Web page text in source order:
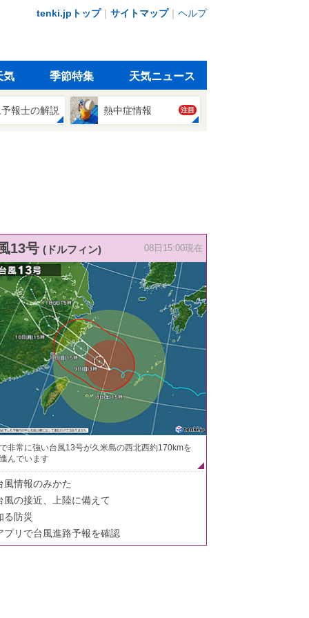
tenki.jpトップ｜ サイトマップ｜ ヘルプ
気 季節特集 天気ニュース
報士の解説 熱中症情報 注目
13号 (ドルフィン) 08日15:00現在
非常に強い台風13号が久米島の西北西約170kmを
んでいます
風情報のみかた
風の接近、上陸に備えて
る防災
プリで台風進路予報を確認